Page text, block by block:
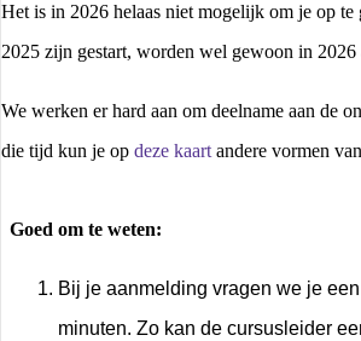
Het is in 2026 helaas niet mogelijk om je op
2025 zijn gestart, worden wel gewoon in 2026
We werken er hard aan om deelname aan de
die tijd kun je op deze kaart andere vormen
Goed om te weten:
Bij je aanmelding vragen we je
minuten. Zo kan de cursusleider